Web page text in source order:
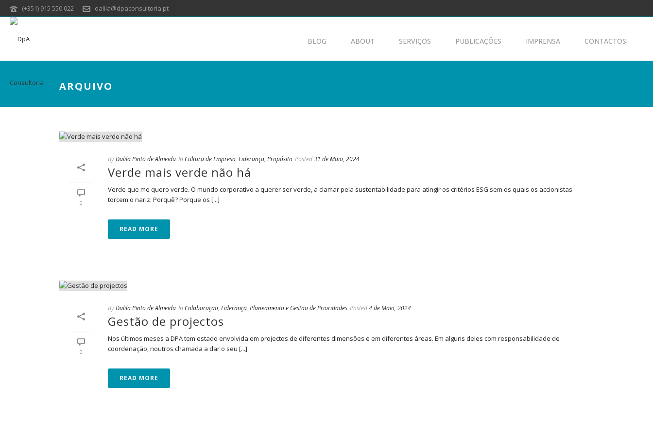
(+351) 915 550 022 dalila@dpaconsultoria.pt
BLOG ABOUT SERVIÇOS PUBLICAÇÕES IMPRENSA CONTACTOS
ARQUIVO
0
ByDalila Pinto de Almeida In Cultura de Empresa, Liderança, Propósito Posted31 de Maio, 2024
Verde mais verde não há
Verde que me quero verde. O mundo corporativo a querer ser verde, a clamar pela sustentabilidade para atingir os critérios ESG sem os quais os accionistas
torcem o nariz. Porquê? Porque os [...]
READ MORE
0
ByDalila Pinto de Almeida In Colaboração, Liderança, Planeamento e Gestão de Prioridades Posted4 de Maio, 2024
Gestão de projectos
Nos últimos meses a DPA tem estado envolvida em projectos de diferentes dimensões e em diferentes áreas. Em alguns deles com responsabilidade de
coordenação, noutros chamada a dar o seu [...]
READ MORE